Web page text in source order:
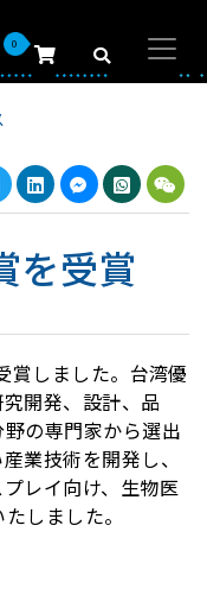
0
を受賞
賞しました。台湾優
開発、設計、品
の専門家から選出
業技術を開発し、
レイ向け、生物医
しました。